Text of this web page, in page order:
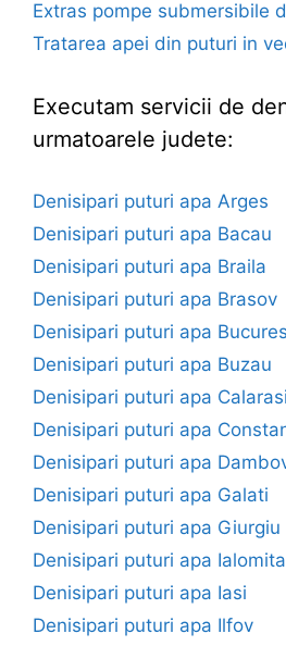
Extras pompe submersibile
Tratarea apei din puturi in
Executam servicii de
urmatoarele judete:
Denisipari puturi apa Arges
Denisipari puturi apa Bacau
Denisipari puturi apa Braila
Denisipari puturi apa Brasov
Denisipari puturi apa
Denisipari puturi apa Buzau
Denisipari puturi apa Calarasi
Denisipari puturi apa
Denisipari puturi apa
Denisipari puturi apa Galati
Denisipari puturi apa Giurgiu
Denisipari puturi apa Ialomita
Denisipari puturi apa Iasi
Denisipari puturi apa Ilfov